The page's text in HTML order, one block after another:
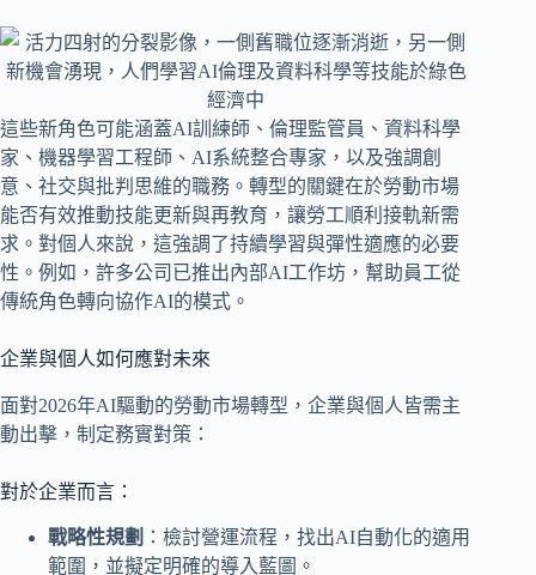
這些新角色可能涵蓋AI訓練師、倫理監管員、資料科學
家、機器學習工程師、AI系統整合專家，以及強調創
意、社交與批判思維的職務。轉型的關鍵在於勞動市場
能否有效推動技能更新與再教育，讓勞工順利接軌新需
求。對個人來說，這強調了持續學習與彈性適應的必要
性。例如，許多公司已推出內部AI工作坊，幫助員工從
傳統角色轉向協作AI的模式。
企業與個人如何應對未來
面對2026年AI驅動的勞動市場轉型，企業與個人皆需主
動出擊，制定務實對策：
對於企業而言：
戰略性規劃 ：檢討營運流程，找出AI自動化的適用
範圍，並擬定明確的導入藍圖。